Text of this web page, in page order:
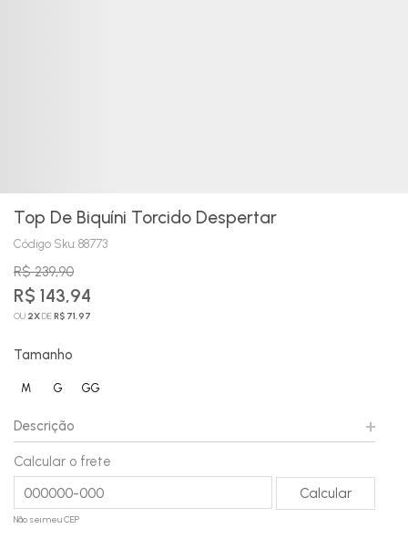
Top De Biquíni Torcido Despertar
Código Sku: 88773
R$ 239,90
R$ 143,94
OU 2XDER$ 71,97
Tamanho
M G GG
Descrição
Calcular o frete
Não sei meu CEP